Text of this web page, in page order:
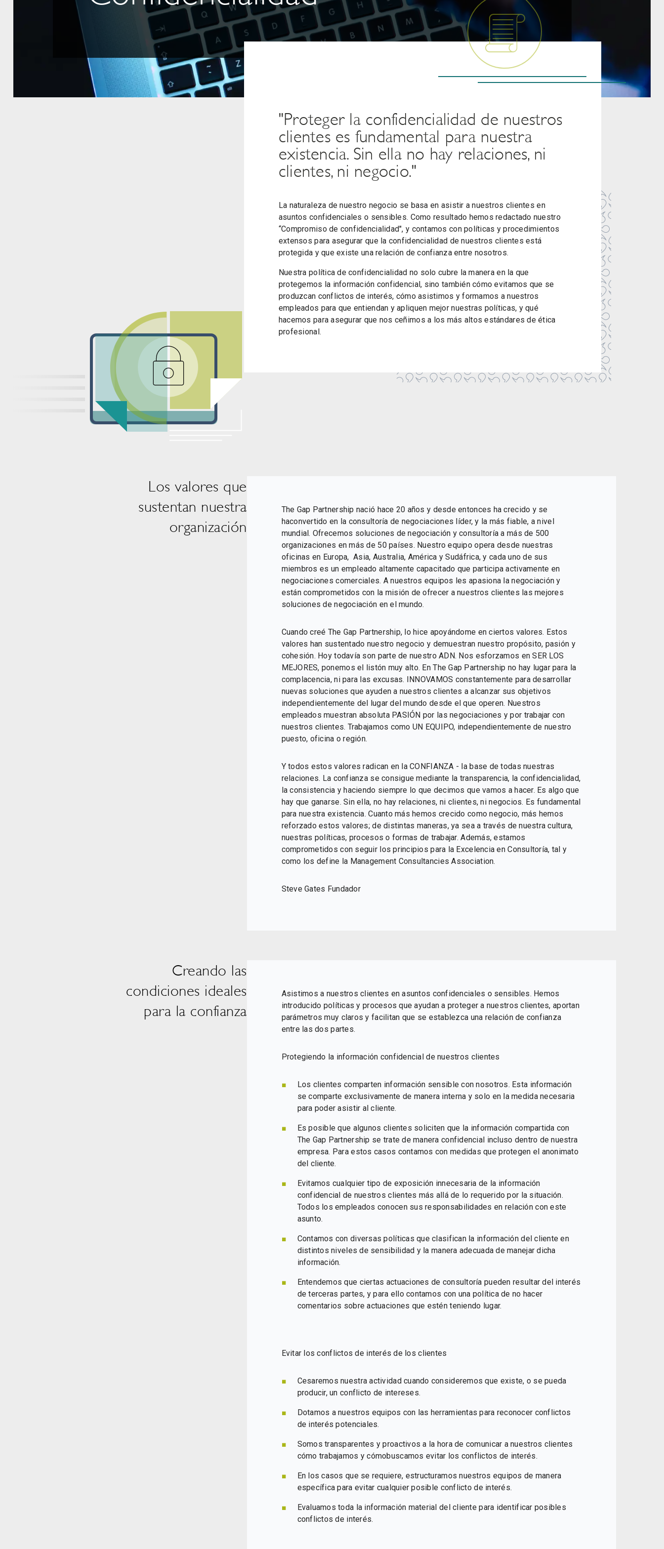
"Proteger la confidencialidad de nuestros
clientes es fundamental para nuestra
existencia. Sin ella no hay relaciones, ni
clientes, ni negocio."
La naturaleza de nuestro negocio se basa en asistir a nuestros clientes en
asuntos confidenciales o sensibles. Como resultado hemos redactado nuestro
“Compromiso de confidencialidad", y contamos con políticas y procedimientos
extensos para asegurar que la confidencialidad de nuestros clientes está
protegida y que existe una relación de confianza entre nosotros.
Nuestra política de confidencialidad no solo cubre la manera en la que
protegemos la información confidencial, sino también cómo evitamos que se
produzcan conflictos de interés, cómo asistimos y formamos a nuestros
empleados para que entiendan y apliquen mejor nuestras políticas, y qué
hacemos para asegurar que nos ceñimos a los más altos estándares de ética
profesional.
Los valores que
sustentan nuestra
organización
The Gap Partnership nació hace 20 años y desde entonces ha crecido y se
haconvertido en la consultoría de negociaciones líder, y la más fiable, a nivel
mundial. Ofrecemos soluciones de negociación y consultoría a más de 500
organizaciones en más de 50 países. Nuestro equipo opera desde nuestras
oficinas en Europa, Asia, Australia, América y Sudáfrica, y cada uno de sus
miembros es un empleado altamente capacitado que participa activamente en
negociaciones comerciales. A nuestros equipos les apasiona la negociación y
están comprometidos con la misión de ofrecer a nuestros clientes las mejores
soluciones de negociación en el mundo.
Cuando creé The Gap Partnership, lo hice apoyándome en ciertos valores. Estos
valores han sustentado nuestro negocio y demuestran nuestro propósito, pasión y
cohesión. Hoy todavía son parte de nuestro ADN. Nos esforzamos en SER LOS
MEJORES, ponemos el listón muy alto. En The Gap Partnership no hay lugar para la
complacencia, ni para las excusas. INNOVAMOS constantemente para desarrollar
nuevas soluciones que ayuden a nuestros clientes a alcanzar sus objetivos
independientemente del lugar del mundo desde el que operen. Nuestros
empleados muestran absoluta PASIÓN por las negociaciones y por trabajar con
nuestros clientes. Trabajamos como UN EQUIPO, independientemente de nuestro
puesto, oficina o región.
Y todos estos valores radican en la CONFIANZA - la base de todas nuestras
relaciones. La confianza se consigue mediante la transparencia, la confidencialidad,
la consistencia y haciendo siempre lo que decimos que vamos a hacer. Es algo que
hay que ganarse. Sin ella, no hay relaciones, ni clientes, ni negocios. Es fundamental
para nuestra existencia. Cuanto más hemos crecido como negocio, más hemos
reforzado estos valores; de distintas maneras, ya sea a través de nuestra cultura,
nuestras políticas, procesos o formas de trabajar. Además, estamos
comprometidos con seguir los principios para la Excelencia en Consultoría, tal y
como los define la Management Consultancies Association.
Steve Gates Fundador
Creando las
condiciones ideales
para la confianza
Asistimos a nuestros clientes en asuntos confidenciales o sensibles. Hemos
introducido políticas y procesos que ayudan a proteger a nuestros clientes, aportan
parámetros muy claros y facilitan que se establezca una relación de confianza
entre las dos partes.
Protegiendo la información confidencial de nuestros clientes
Los clientes comparten información sensible con nosotros. Esta información
se comparte exclusivamente de manera interna y solo en la medida necesaria
para poder asistir al cliente.
Es posible que algunos clientes soliciten que la información compartida con
The Gap Partnership se trate de manera confidencial incluso dentro de nuestra
empresa. Para estos casos contamos con medidas que protegen el anonimato
del cliente.
Evitamos cualquier tipo de exposición innecesaria de la información
confidencial de nuestros clientes más allá de lo requerido por la situación.
Todos los empleados conocen sus responsabilidades en relación con este
asunto.
Contamos con diversas políticas que clasifican la información del cliente en
distintos niveles de sensibilidad y la manera adecuada de manejar dicha
información.
Entendemos que ciertas actuaciones de consultoría pueden resultar del interés
de terceras partes, y para ello contamos con una política de no hacer
comentarios sobre actuaciones que estén teniendo lugar.
Evitar los conflictos de interés de los clientes
Cesaremos nuestra actividad cuando consideremos que existe, o se pueda
producir, un conflicto de intereses.
Dotamos a nuestros equipos con las herramientas para reconocer conflictos
de interés potenciales.
Somos transparentes y proactivos a la hora de comunicar a nuestros clientes
cómo trabajamos y cómobuscamos evitar los conflictos de interés.
En los casos que se requiere, estructuramos nuestros equipos de manera
específica para evitar cualquier posible conflicto de interés.
Evaluamos toda la información material del cliente para identificar posibles
conflictos de interés.